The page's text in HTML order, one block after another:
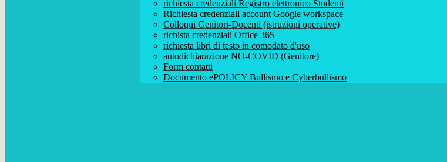
richiesta credenziali Registro elettronico Studenti
Richiesta credenziali account Google workspace
Colloqui Genitori-Docenti (istruzioni operative)
richista credenziali Office 365
richiesta libri di testo in comodato d'uso
autodichiarazione NO-COVID (Genitore)
Form contatti
Documento ePOLICY Bullismo e Cyberbullismo